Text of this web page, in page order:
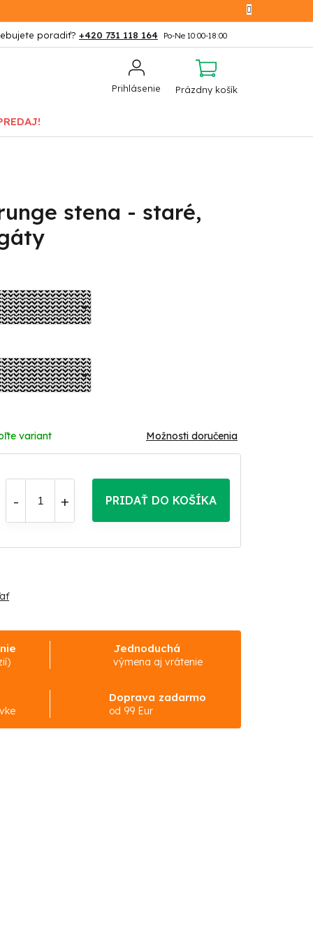
+420 731 118 164
Prihlásenie
NÁKUPNÝ
Prázdny košík
stena - staré,
variant Možnosti doručenia
PRIDAŤ DO KOŠÍKA
Jednoduchá
výmena aj vrátenie
Doprava zadarmo
od 99 Eur